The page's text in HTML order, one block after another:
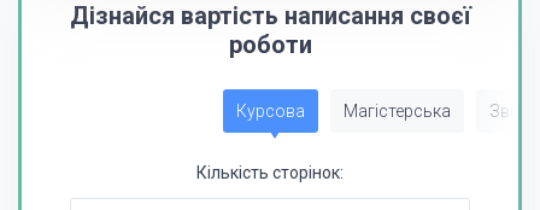
Дізнайся вартість написання своєї
роботи
Курсова Магістерська Звіт
Кількість сторінок: